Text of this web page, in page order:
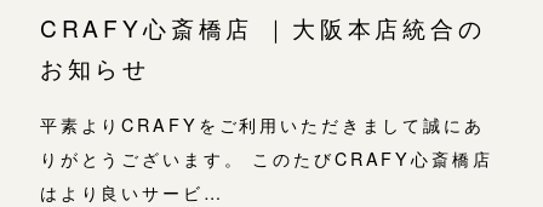
CRAFY心斎橋店 ｜大阪本店統合の
お知らせ
平素よりCRAFYをご利用いただきまして誠にあ
りがとうございます。 このたびCRAFY心斎橋店
はより良いサービ…